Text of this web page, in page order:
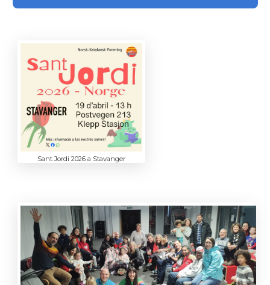
Sant Jordi 2026 a Stavanger